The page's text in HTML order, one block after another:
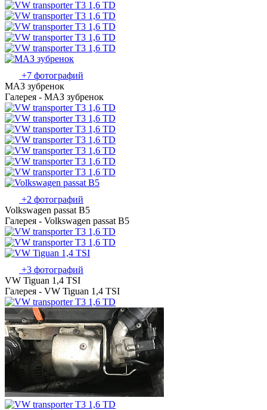
+7 фотографий
МАЗ зубренок
Галерея - МАЗ зубренок
+2 фотографий
Volkswagen passat B5
Галерея - Volkswagen passat B5
+3 фотографий
VW Tiguan 1,4 TSI
Галерея - VW Tiguan 1,4 TSI